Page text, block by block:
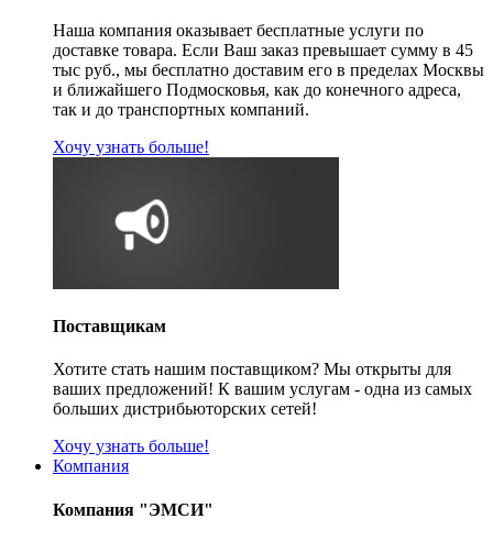
Наша компания оказывает бесплатные услуги по
доставке товара. Если Ваш заказ превышает сумму в 45
тыс руб., мы бесплатно доставим его в пределах Москвы
и ближайшего Подмосковья, как до конечного адреса,
так и до транспортных компаний.
Хочу узнать больше!
Поставщикам
Хотите стать нашим поставщиком? Мы открыты для
ваших предложений! К вашим услугам - одна из самых
больших дистрибьюторских сетей!
Хочу узнать больше!
Компания
Компания "ЭМСИ"